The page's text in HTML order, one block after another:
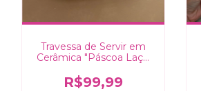
Travessa de Servir em
Cerâmica "Páscoa Laço
R$99,99